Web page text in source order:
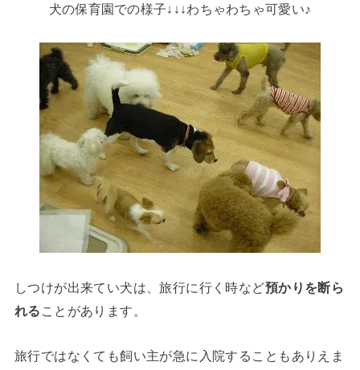
犬の保育園での様子↓↓↓わちゃわちゃ可愛い♪
しつけが出来てい犬は、旅行に行く時など預かりを断ら
れる ことがあります。
旅行ではなくても飼い主が急に入院することもありえま